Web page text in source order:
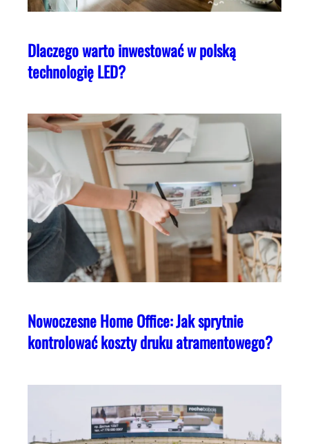
Dlaczego warto inwestować w polską
technologię LED?
Nowoczesne Home Office: Jak sprytnie
kontrolować koszty druku atramentowego?